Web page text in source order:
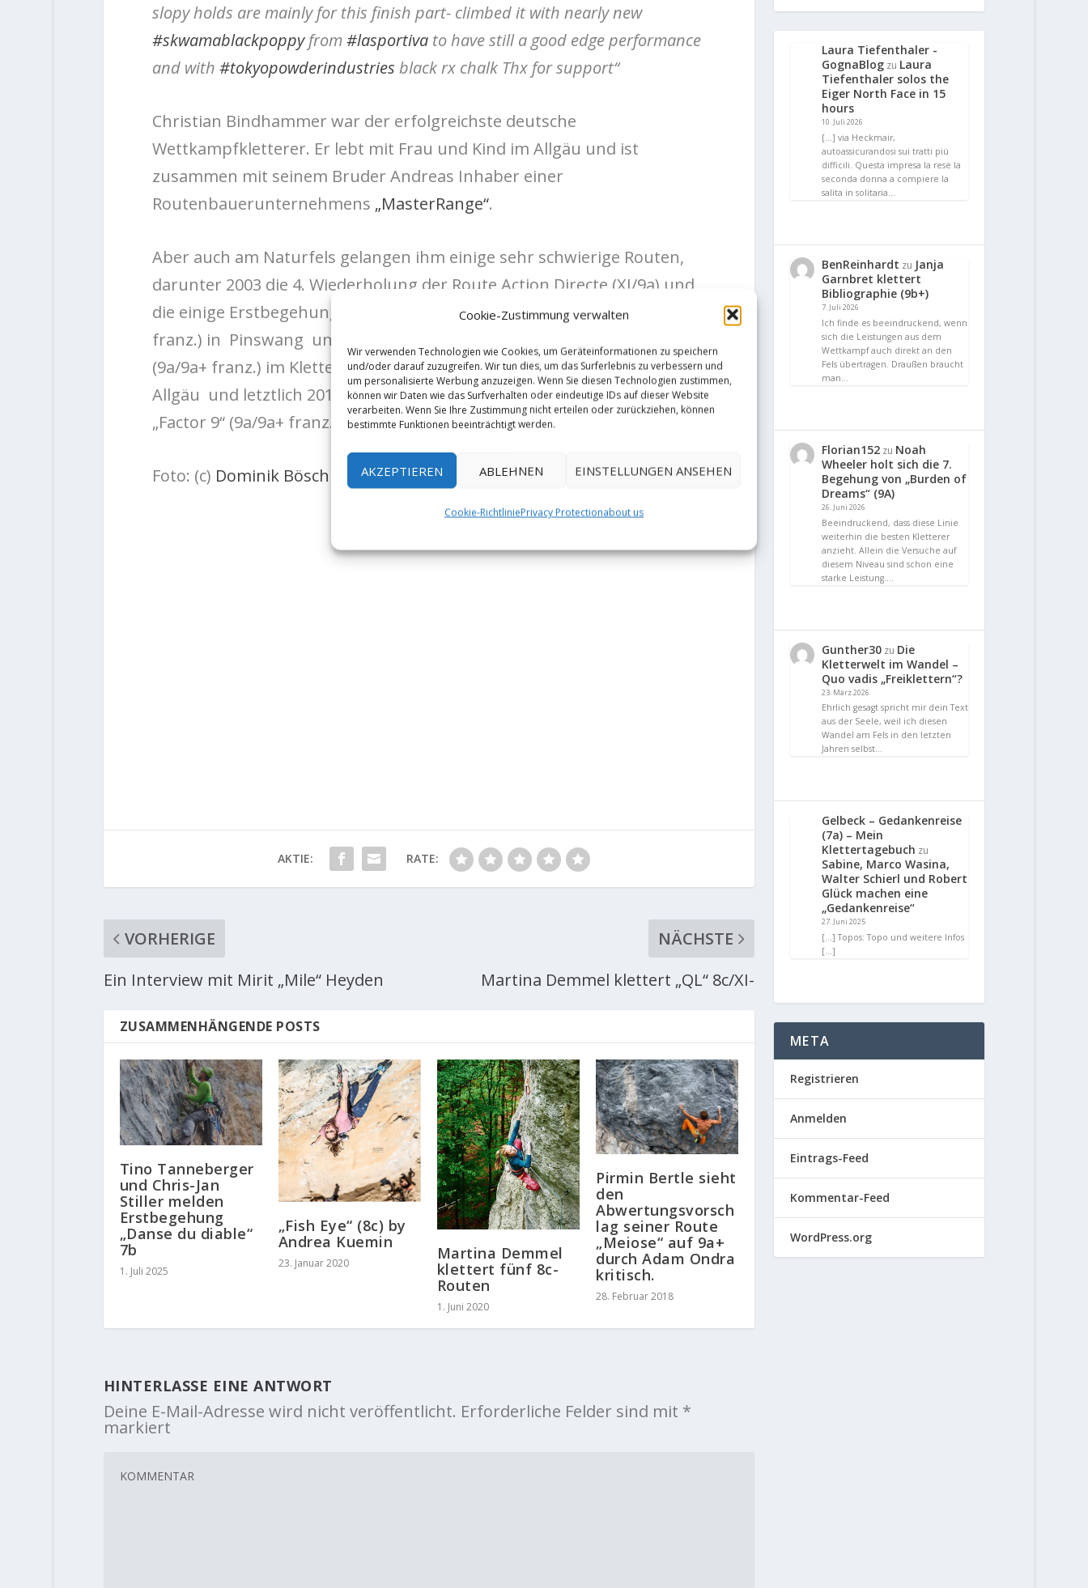
Cookie-Zustimmung verwalten
Wir verwenden Technologien wie Cookies, um Geräteinformationen zu speichern
und/oder darauf zuzugreifen. Wir tun dies, um das Surferlebnis zu verbessern und
um personalisierte Werbung anzuzeigen. Wenn Sie diesen Technologien zustimmen,
können wir Daten wie das Surfverhalten oder eindeutige IDs auf dieser Website
verarbeiten. Wenn Sie Ihre Zustimmung nicht erteilen oder zurückziehen, können
bestimmte Funktionen beeinträchtigt werden.
AKZEPTIEREN ABLEHNEN EINSTELLUNGEN ANSEHEN
Cookie-RichtliniePrivacy Protectionabout us
slopy holds are mainly for this finish part- climbed it with nearly new
#skwamablackpoppyfrom#lasportivato have still a good edge performance
and with #tokyopowderindustries black rx chalk Thx for support“
Christian Bindhammer war der erfolgreichste deutsche
Wettkampfkletterer. Er lebt mit Frau und Kind im Allgäu und ist
zusammen mit seinem Bruder Andreas Inhaber einer
Routenbauerunternehmens „MasterRange“.
Aber auch am Naturfels gelangen ihm einige sehr schwierige Routen,
darunter 2003 die 4. Wiederholung der Route Action Directe (XI/9a) und
die einige Erstbegehungen im 9. Franzosengrad, wie „Big Hammer
franz.) in Pinswang und von „The Maze“ (9a franz.) , „Monster Maze“
(9a/9a+ franz.) im Klettergebiet „Neues Tiefenbach“ im heimischen
Allgäu und letztlich 2014 die vermutlich schwerste Route im Allgäu
„Factor 9“ (9a/9a+ franz.)
Foto: (c) Dominik Bösch
AKTIE: RATE:
VORHERIGE
Ein Interview mit Mirit „Mile“ Heyden
NÄCHSTE
Martina Demmel klettert „QL“ 8c/XI-
ZUSAMMENHÄNGENDE POSTS
Tino Tanneberger
und Chris-Jan
Stiller melden
Erstbegehung
„Danse du diable“
7b
1. Juli 2025
„Fish Eye“ (8c) by
Andrea Kuemin
23. Januar 2020
Martina Demmel
klettert fünf 8c-
Routen
1. Juni 2020
Pirmin Bertle sieht
den
Abwertungsvorsch
lag seiner Route
„Meiose“ auf 9a+
durch Adam Ondra
kritisch.
28. Februar 2018
HINTERLASSE EINE ANTWORT
Deine E-Mail-Adresse wird nicht veröffentlicht. Erforderliche Felder sind mit *
markiert
Laura Tiefenthaler -
GognaBlog zu Laura
Tiefenthaler solos the
Eiger North Face in 15
hours
10. Juli 2026
[…] via Heckmair,
autoassicurandosi sui tratti più
difficili. Questa impresa la rese la
seconda donna a compiere la
salita in solitaria…
BenReinhardt zu Janja
Garnbret klettert
Bibliographie (9b+)
7. Juli 2026
Ich finde es beeindruckend, wenn
sich die Leistungen aus dem
Wettkampf auch direkt an den
Fels übertragen. Draußen braucht
man…
Florian152 zu Noah
Wheeler holt sich die 7.
Begehung von „Burden of
Dreams“ (9A)
26. Juni 2026
Beeindruckend, dass diese Linie
weiterhin die besten Kletterer
anzieht. Allein die Versuche auf
diesem Niveau sind schon eine
starke Leistung.…
Gunther30 zu Die
Kletterwelt im Wandel –
Quo vadis „Freiklettern“?
23. März 2026
Ehrlich gesagt spricht mir dein Text
aus der Seele, weil ich diesen
Wandel am Fels in den letzten
Jahren selbst…
Gelbeck – Gedankenreise
(7a) – Mein
Klettertagebuch zu
Sabine, Marco Wasina,
Walter Schierl und Robert
Glück machen eine
„Gedankenreise“
27. Juni 2025
[…] Topos: Topo und weitere Infos
[…]
META
Registrieren
Anmelden
Eintrags-Feed
Kommentar-Feed
WordPress.org